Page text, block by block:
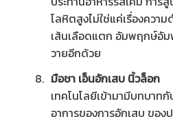
โลหิตสูงไม่ใช่แค่เรื่องควา
เส้นเลือดแตก อัมพฤกษ์อัม
วายอีกด้วย
มือชา เอ็นอักเสบ นิ้วล็อก
เทคโนโลยีเข้ามามีบทบาท
อาการของการอักเสบ ขอ